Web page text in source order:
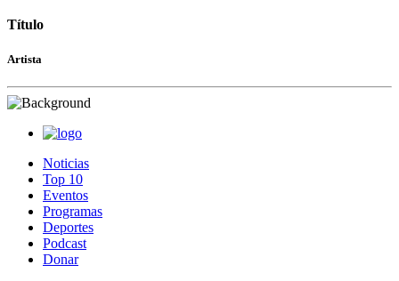
Título
Artista
Noticias
Top 10
Eventos
Programas
Deportes
Podcast
Donar